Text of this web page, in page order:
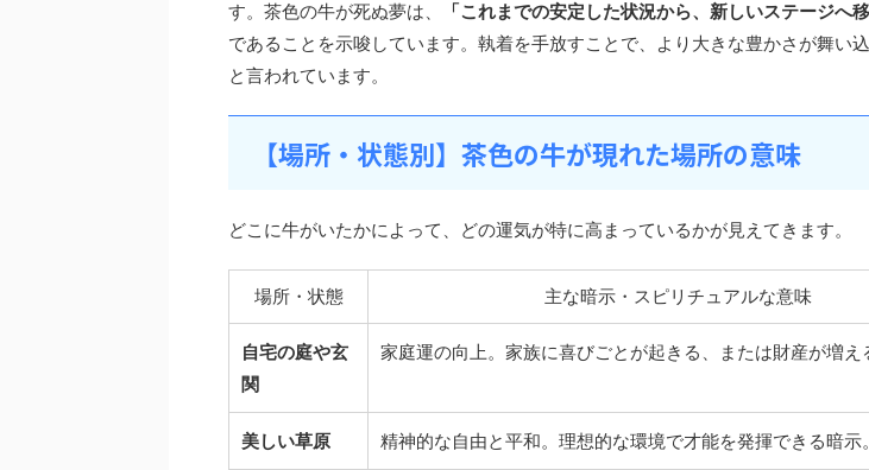
す。茶色の牛が死ぬ夢は、
「これまでの安定した状況から、新しいステージへ
であることを示唆しています。執着を手放すことで、より大きな豊かさが舞い
と言われています。
【場所・状態別】茶色の牛が現れた場所の意味
どこに牛がいたかによって、どの運気が特に高まっているかが見えてきます。
場所・状態 主な暗示・スピリチュアルな意味
自宅の庭や玄
関
家庭運の向上。家族に喜びごとが起きる、または財産が増え
美しい草原 精神的な自由と平和。理想的な環境で才能を発揮できる暗示。